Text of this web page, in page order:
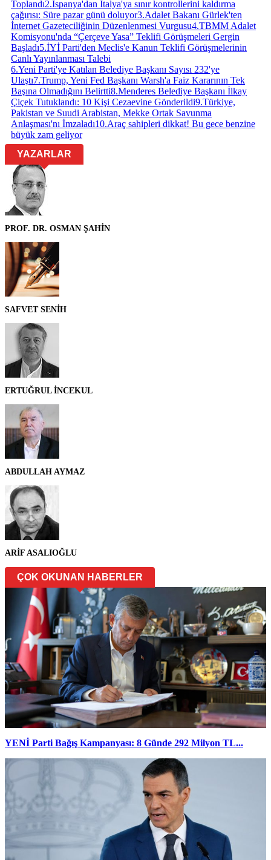
Toplandı2.İspanya'dan İtalya'ya sınır kontrollerini kaldırma
çağırısı: Süre pazar günü doluyor3.Adalet Bakanı Gürlek'ten
İnternet Gazeteciliğinin Düzenlenmesi Vurgusu4.TBMM Adalet
Komisyonu'nda “Çerçeve Yasa” Teklifi Görüşmeleri Gergin
Başladı5.İYİ Parti'den Meclis'e Kanun Teklifi Görüşmelerinin
Canlı Yayınlanması Talebi
6.Yeni Parti'ye Katılan Belediye Başkanı Sayısı 232'ye
Ulaştı7.Trump, Yeni Fed Başkanı Warsh'a Faiz Kararının Tek
Başına Olmadığını Belirtti8.Menderes Belediye Başkanı İlkay
Çiçek Tutuklandı: 10 Kişi Cezaevine Gönderildi9.Türkiye,
Pakistan ve Suudi Arabistan, Mekke Ortak Savunma
Anlaşması'nı İmzaladı10.Araç sahipleri dikkat! Bu gece benzine
büyük zam geliyor
YAZARLAR
PROF. DR. OSMAN ŞAHİN
SAFVET SENİH
ERTUĞRUL İNCEKUL
ABDULLAH AYMAZ
ARİF ASALIOĞLU
ÇOK OKUNAN HABERLER
YENİ Parti Bağış Kampanyası: 8 Günde 292 Milyon TL...